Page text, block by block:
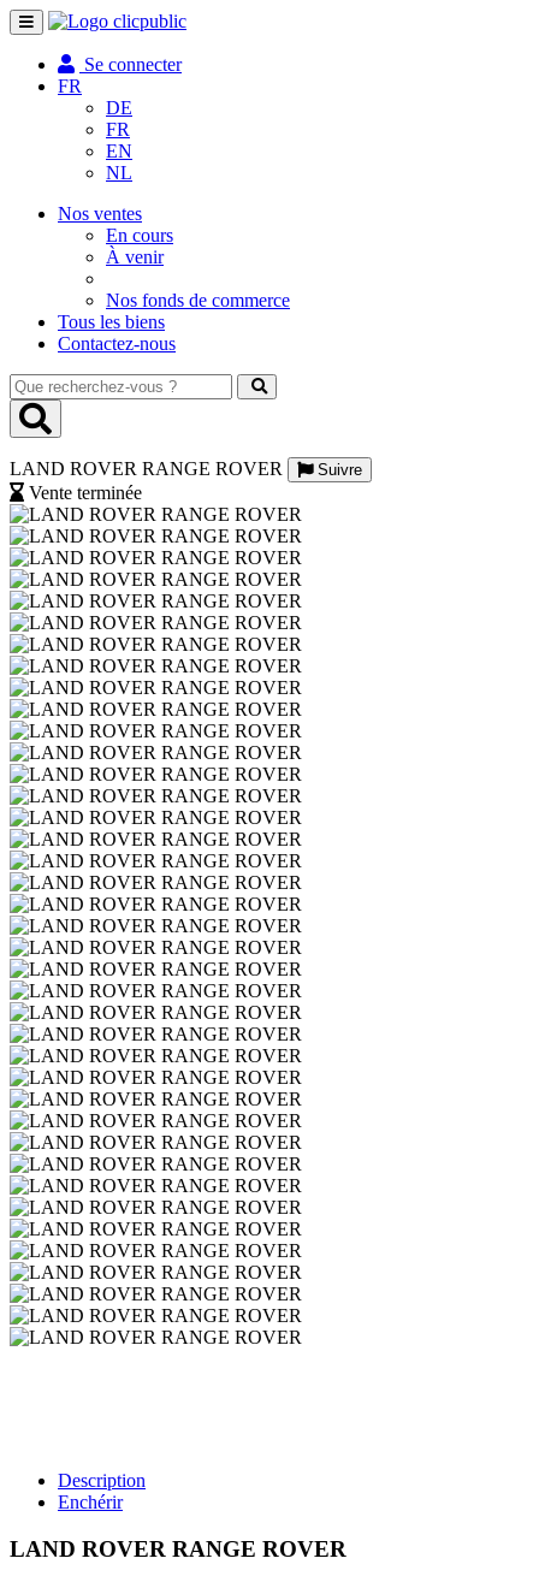
Toggle
navigation
Se connecter
FR
DE
FR
EN
NL
Nos ventes
En cours
À venir
Nos fonds de commerce
Tous les biens
Contactez-nous
Que
recherchez-
vous
LAND ROVER RANGE ROVER
Suivre
Vente terminée
Description
Enchérir
LAND ROVER RANGE ROVER